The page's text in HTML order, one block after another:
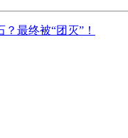
最终被“团灭”！